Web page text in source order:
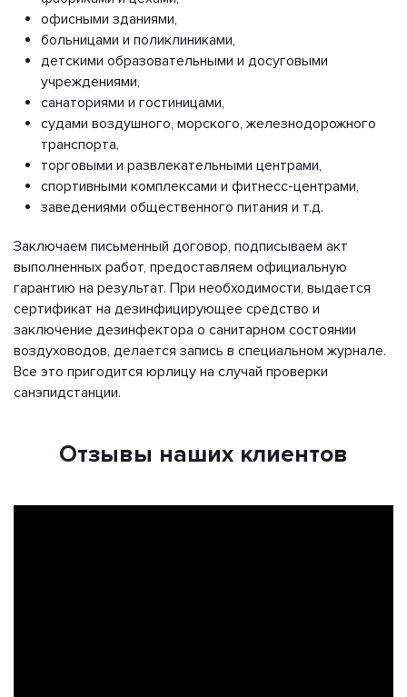
офисными зданиями,
больницами и поликлиниками,
детскими образовательными и досуговыми
учреждениями,
санаториями и гостиницами,
судами воздушного, морского, железнодорожного
транспорта,
торговыми и развлекательными центрами,
спортивными комплексами и фитнесс-центрами,
заведениями общественного питания и т.д.
Заключаем письменный договор, подписываем акт
выполненных работ, предоставляем официальную
гарантию на результат. При необходимости, выдается
сертификат на дезинфицирующее средство и
заключение дезинфектора о санитарном состоянии
воздуховодов, делается запись в специальном журнале.
Все это пригодится юрлицу на случай проверки
санэпидстанции.
Отзывы наших клиентов